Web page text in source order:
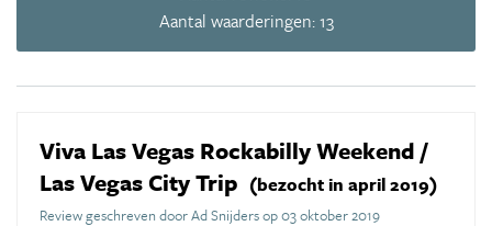
Aantal waarderingen: 13
Viva Las Vegas Rockabilly Weekend /
Las Vegas City Trip (bezocht in april 2019)
Review geschreven door Ad Snijders op 03 oktober 2019